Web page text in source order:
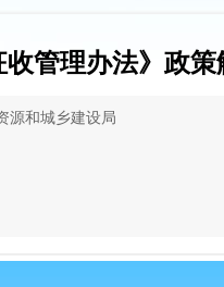
收管理办法》政策
源和城乡建设局